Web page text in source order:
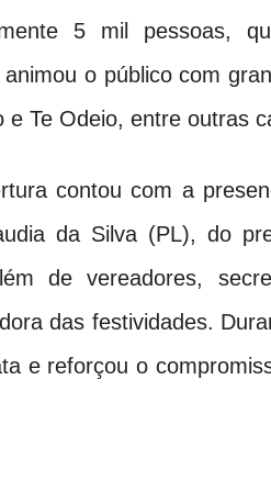
5 mil pessoas,
o público com
e Te Odeio, entre outras
contou com a
da Silva (PL), do
de vereadores,
das festividades.
e reforçou o